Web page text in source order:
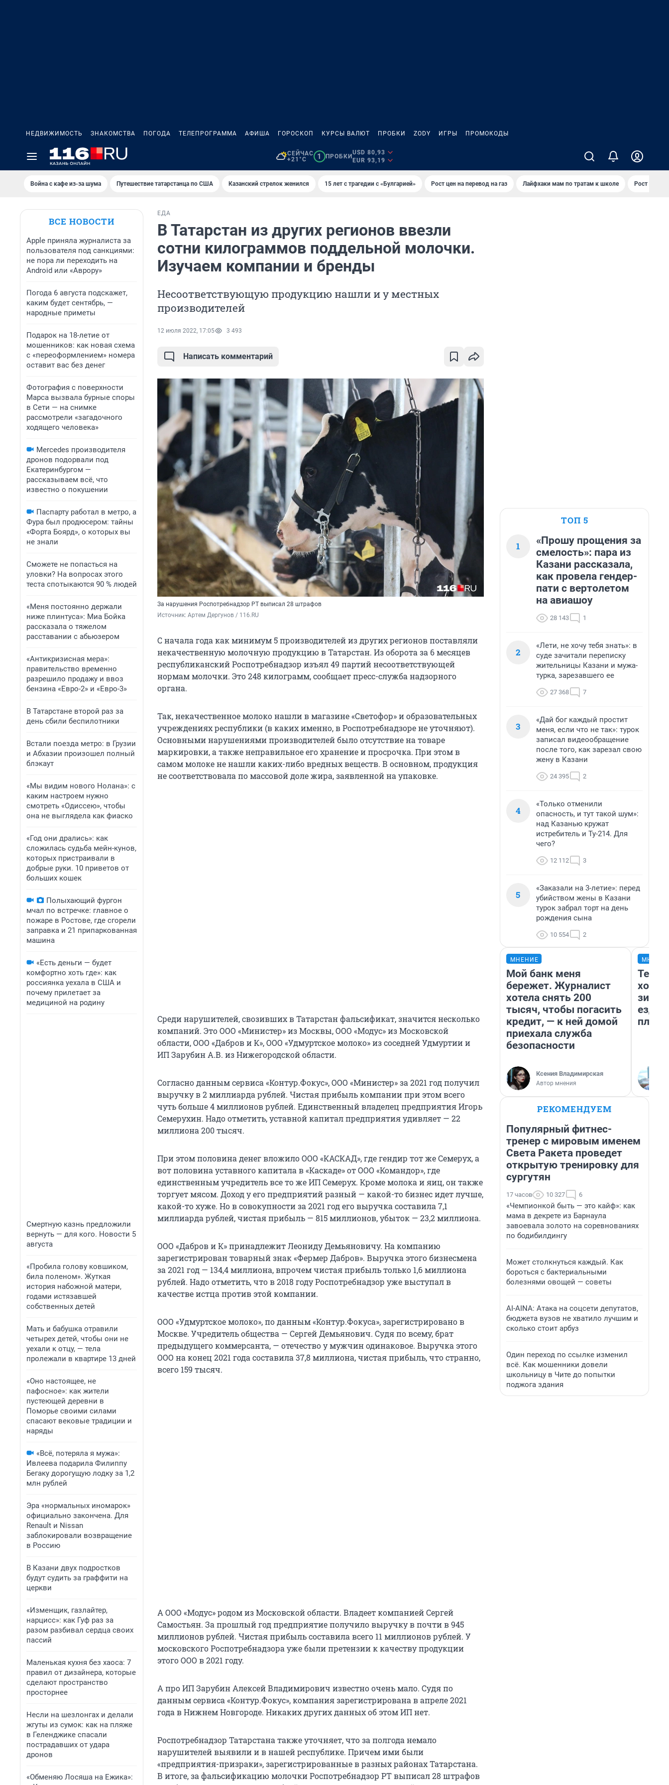
НЕДВИЖИМОСТЬ ЗНАКОМСТВА ПОГОДА ТЕЛЕПРОГРАММА АФИША ГОРОСКОП КУРСЫ ВАЛЮТ ПРОБКИ ZODY ИГРЫ ПРОМОКОДЫ
СЕЙЧАС
+21°C
1 ПРОБКИ
USD 80,93
EUR 93,19
Война с кафе из-за шума Путешествие татарстанца по США Казанский стрелок женился 15 лет с трагедии с «Булгарией» Рост цен на перевод на газ Лайфхаки мам по тратам к школе Рост цен на
ВСЕ НОВОСТИ
Apple приняла журналиста за
пользователя под санкциями:
не пора ли переходить на
Android или «Аврору»
Погода 6 августа подскажет,
каким будет сентябрь, —
народные приметы
Подарок на 18-летие от
мошенников: как новая схема
с «переоформлением» номера
оставит вас без денег
Фотография с поверхности
Марса вызвала бурные споры
в Сети — на снимке
рассмотрели «загадочного
ходящего человека»
Mercedes производителя
дронов подорвали под
Екатеринбургом —
рассказываем всё, что
известно о покушении
Паспарту работал в метро, а
Фура был продюсером: тайны
«Форта Боярд», о которых вы
не знали
Сможете не попасться на
уловки? На вопросах этого
теста спотыкаются 90 % людей
«Меня постоянно держали
ниже плинтуса»: Миа Бойка
рассказала о тяжелом
расставании с абьюзером
«Антикризисная мера»:
правительство временно
разрешило продажу и ввоз
бензина «Евро-2» и «Евро-3»
В Татарстане второй раз за
день сбили беспилотники
Встали поезда метро: в Грузии
и Абхазии произошел полный
блэкаут
«Мы видим нового Нолана»: с
каким настроем нужно
смотреть «Одиссею», чтобы
она не выглядела как фиаско
«Год они дрались»: как
сложилась судьба мейн-кунов,
которых пристраивали в
добрые руки. 10 приветов от
больших кошек
Полыхающий фургон
мчал по встречке: главное о
пожаре в Ростове, где сгорели
заправка и 21 припаркованная
машина
«Есть деньги — будет
комфортно хоть где»: как
россиянка уехала в США и
почему прилетает за
медициной на родину
Смертную казнь предложили
вернуть — для кого. Новости 5
августа
«Пробила голову ковшиком,
била поленом». Жуткая
история набожной матери,
годами истязавшей
собственных детей
Мать и бабушка отравили
четырех детей, чтобы они не
уехали к отцу, — тела
пролежали в квартире 13 дней
«Оно настоящее, не
пафосное»: как жители
пустеющей деревни в
Поморье своими силами
спасают вековые традиции и
наряды
«Всё, потеряла я мужа»:
Ивлеева подарила Филиппу
Бегаку дорогущую лодку за 1,2
млн рублей
Эра «нормальных иномарок»
официально закончена. Для
Renault и Nissan
заблокировали возвращение
в Россию
В Казани двух подростков
будут судить за граффити на
церкви
«Изменщик, газлайтер,
нарцисс»: как Гуф раз за
разом разбивал сердца своих
пассий
Маленькая кухня без хаоса: 7
правил от дизайнера, которые
сделают пространство
просторнее
Несли на шезлонгах и делали
жгуты из сумок: как на пляже
в Геленджике спасали
пострадавших от удара
дронов
«Обменяю Лосяша на Ежика»:
ЕДА
В Татарстан из других регионов ввезли
сотни килограммов поддельной молочки.
Изучаем компании и бренды
Несоответствующую продукцию нашли и у местных
производителей
12 июля 2022, 17:05 3 493
Написать комментарий
За нарушения Роспотребнадзор РТ выписал 28 штрафов
Источник: Артем Дергунов / 116.RU
С начала года как минимум 5 производителей из других регионов поставляли
некачественную молочную продукцию в Татарстан. Из оборота за 6 месяцев
республиканский Роспотребнадзор изъял 49 партий несоответствующей
нормам молочки. Это 248 килограмм, сообщает пресс-служба надзорного
органа.
Так, некачественное молоко нашли в магазине «Светофор» и образовательных
учреждениях республики (в каких именно, в Роспотребнадзоре не уточняют).
Основными нарушениями производителей было отсутствие на товаре
маркировки, а также неправильное его хранение и просрочка. При этом в
самом молоке не нашли каких-либо вредных веществ. В основном, продукция
не соответствовала по массовой доле жира, заявленной на упаковке.
Среди нарушителей, свозивших в Татарстан фальсификат, значится несколько
компаний. Это ООО «Министер» из Москвы, ООО «Модус» из Московской
области, ООО «Дабров и К», ООО «Удмуртское молоко» из соседней Удмуртии и
ИП Зарубин А.В. из Нижегородской области.
Согласно данным сервиса «Контур.Фокус», ООО «Министер» за 2021 год получил
выручку в 2 миллиарда рублей. Чистая прибыль компании при этом всего
чуть больше 4 миллионов рублей. Единственный владелец предприятия Игорь
Семерухин. Надо отметить, уставной капитал предприятия удивляет — 22
миллиона 200 тысяч.
При этом половина денег вложило ООО «КАСКАД», где гендир тот же Семерух, а
вот половина уставного капитала в «Каскаде» от ООО «Командор», где
единственным учредитель все то же ИП Семерух. Кроме молока и яиц, он также
торгует мясом. Доход у его предприятий разный — какой-то бизнес идет лучше,
какой-то хуже. Но в совокупности за 2021 год его выручка составила 7,1
миллиарда рублей, чистая прибыль — 815 миллионов, убыток — 23,2 миллиона.
ООО «Дабров и К» принадлежит Леониду Демьяновичу. На компанию
зарегистрирован товарный знак «Фермер Дабров». Выручка этого бизнесмена
за 2021 год — 134,4 миллиона, впрочем чистая прибыль только 1,6 миллиона
рублей. Надо отметить, что в 2018 году Роспотребнадзор уже выступал в
качестве истца против этой компании.
ООО «Удмуртское молоко», по данным «Контур.Фокуса», зарегистрировано в
Москве. Учредитель общества — Сергей Демьянович. Судя по всему, брат
предыдущего коммерсанта, — отечество у мужчин одинаковое. Выручка этого
ООО на конец 2021 года составила 37,8 миллиона, чистая прибыль, что странно,
всего 159 тысяч.
А ООО «Модус» родом из Московской области. Владеет компанией Сергей
Самостьян. За прошлый год предприятие получило выручку в почти в 945
миллионов рублей. Чистая прибыль составила всего 11 миллионов рублей. У
московского Роспотребнадзора уже были претензии к качеству продукции
этого ООО в 2021 году.
А про ИП Зарубин Алексей Владимирович известно очень мало. Судя по
данным сервиса «Контур.Фокус», компания зарегистрирована в апреле 2021
года в Нижнем Новгороде. Никаких других данных об этом ИП нет.
Роспотребнадзор Татарстана также уточняет, что за полгода немало
нарушителей выявили и в нашей республике. Причем ими были
«предприятия-призраки», зарегистрированные в разных районах Татарстана.
В итоге, за фальсификацию молочки Роспотребнадзор РТ выписал 28 штрафов
ТОП 5
1
«Прошу прощения за
смелость»: пара из
Казани рассказала,
как провела гендер-
пати с вертолетом
на авиашоу
28 143 1
2
«Лети, не хочу тебя знать»: в
суде зачитали переписку
жительницы Казани и мужа-
турка, зарезавшего ее
27 368 7
3
«Дай бог каждый простит
меня, если что не так»: турок
записал видеообращение
после того, как зарезал свою
жену в Казани
24 395 2
4
«Только отменили
опасность, и тут такой шум»:
над Казанью кружат
истребитель и Ту-214. Для
чего?
12 112 3
5
«Заказали на 3-летие»: перед
убийством жены в Казани
турок забрал торт на день
рождения сына
10 554 2
МНЕНИЕ
Мой банк меня
бережет. Журналист
хотела снять 200
тысяч, чтобы погасить
кредит, — к ней домой
приехала служба
безопасности
Ксения Владимирская
Автор мнения
ездит
РЕКОМЕНДУЕМ
Популярный фитнес-
тренер с мировым именем
Света Ракета проведет
открытую тренировку для
сургутян
17 часов 10 327 6
«Чемпионкой быть — это кайф»: как
мама в декрете из Барнаула
завоевала золото на соревнованиях
по бодибилдингу
Может столкнуться каждый. Как
бороться с бактериальными
болезнями овощей — советы
AI-AINA: Атака на соцсети депутатов,
бюджета вузов не хватило лучшим и
сколько стоит арбуз
Один переход по ссылке изменил
всё. Как мошенники довели
школьницу в Чите до попытки
поджога здания